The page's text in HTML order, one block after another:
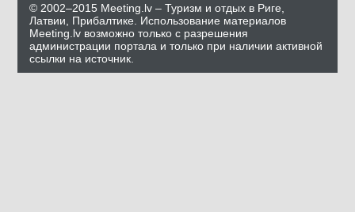
© 2002–2015 Meeting.lv – Туризм и отдых в Риге,
Латвии, Прибалтике. Использование материалов
Meeting.lv возможно только с разрешения
администрации портала и только при наличии активной
ссылки на источник.